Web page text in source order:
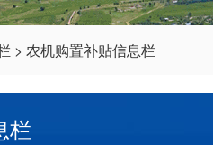
> 农机购置补贴信息栏
栏